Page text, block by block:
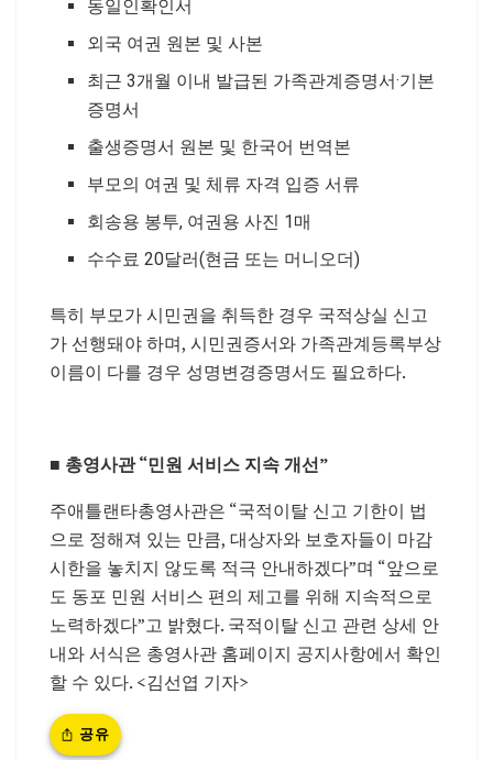
동일인확인서
외국 여권 원본 및 사본
최근 3개월 이내 발급된 가족관계증명서·기본
증명서
출생증명서 원본 및 한국어 번역본
부모의 여권 및 체류 자격 입증 서류
회송용 봉투, 여권용 사진 1매
수수료 20달러(현금 또는 머니오더)
특히 부모가 시민권을 취득한 경우 국적상실 신고
가 선행돼야 하며, 시민권증서와 가족관계등록부상
이름이 다를 경우 성명변경증명서도 필요하다.
■ 총영사관 “민원 서비스 지속 개선”
주애틀랜타총영사관은 “국적이탈 신고 기한이 법
으로 정해져 있는 만큼, 대상자와 보호자들이 마감
시한을 놓치지 않도록 적극 안내하겠다”며 “앞으로
도 동포 민원 서비스 편의 제고를 위해 지속적으로
노력하겠다”고 밝혔다. 국적이탈 신고 관련 상세 안
내와 서식은 총영사관 홈페이지 공지사항에서 확인
할 수 있다. <김선엽 기자>
공유